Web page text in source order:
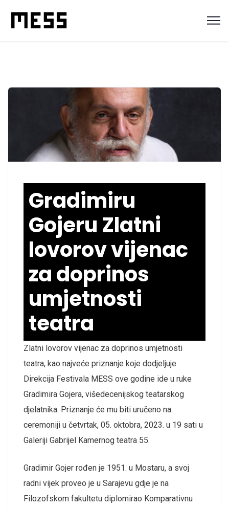
Gradimiru
Gojeru Zlatni
lovorov vijenac
za doprinos
umjetnosti
teatra
Zlatni lovorov vijenac za doprinos umjetnosti
teatra, kao najveće priznanje koje dodjeljuje
Direkcija Festivala MESS ove godine ide u ruke
Gradimira Gojera, višedecenijskog teatarskog
djelatnika. Priznanje će mu biti uručeno na
ceremoniji u četvrtak, 05. oktobra, 2023. u 19 sati u
Galeriji Gabrijel Kamernog teatra 55.
Gradimir Gojer rođen je 1951. u Mostaru, a svoj
radni vijek proveo je u Sarajevu gdje je na
Filozofskom fakultetu diplomirao Komparativnu